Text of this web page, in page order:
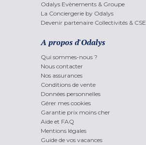
Odalys Evènements & Groupe
La Conciergerie by Odalys
Devenir partenaire Collectivités & CSE
A propos d'Odalys
Qui sommes-nous ?
Nous contacter
Nos assurances
Conditions de vente
Données personnelles
Gérer mes cookies
Garantie prix moins cher
Aide et FAQ
Mentions légales
Guide de vos vacances